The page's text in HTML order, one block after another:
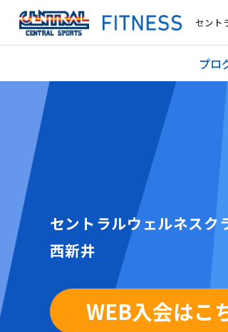
セント
プロ
セントラルウェルネスク
西新井
WEB入会はこ